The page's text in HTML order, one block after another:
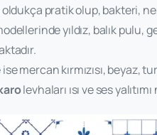
oldukça pratik olup, bakteri,
yıldız, balık pulu,
mercan kırmızısı, beyaz,
levhaları ısı ve ses